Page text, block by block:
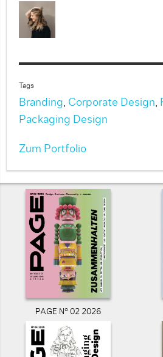
Tags
Branding, Corporate Design,
Packaging Design
Zum Portfolio
PAGE N° 02 2026